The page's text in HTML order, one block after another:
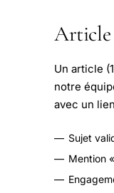
Article
Un article
notre
avec un
— Sujet
— Mention
—